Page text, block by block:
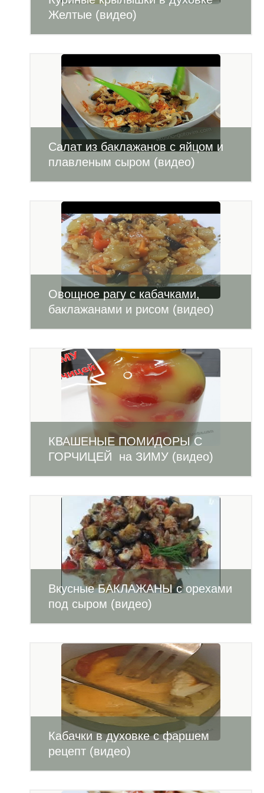
Желтые (видео)
Салат из баклажанов с яйцом и
плавленым сыром (видео)
Овощное рагу с кабачками,
баклажанами и рисом (видео)
КВАШЕНЫЕ ПОМИДОРЫ С
ГОРЧИЦЕЙ на ЗИМУ (видео)
Вкусные БАКЛАЖАНЫ с орехами
под сыром (видео)
Кабачки в духовке с фаршем
рецепт (видео)